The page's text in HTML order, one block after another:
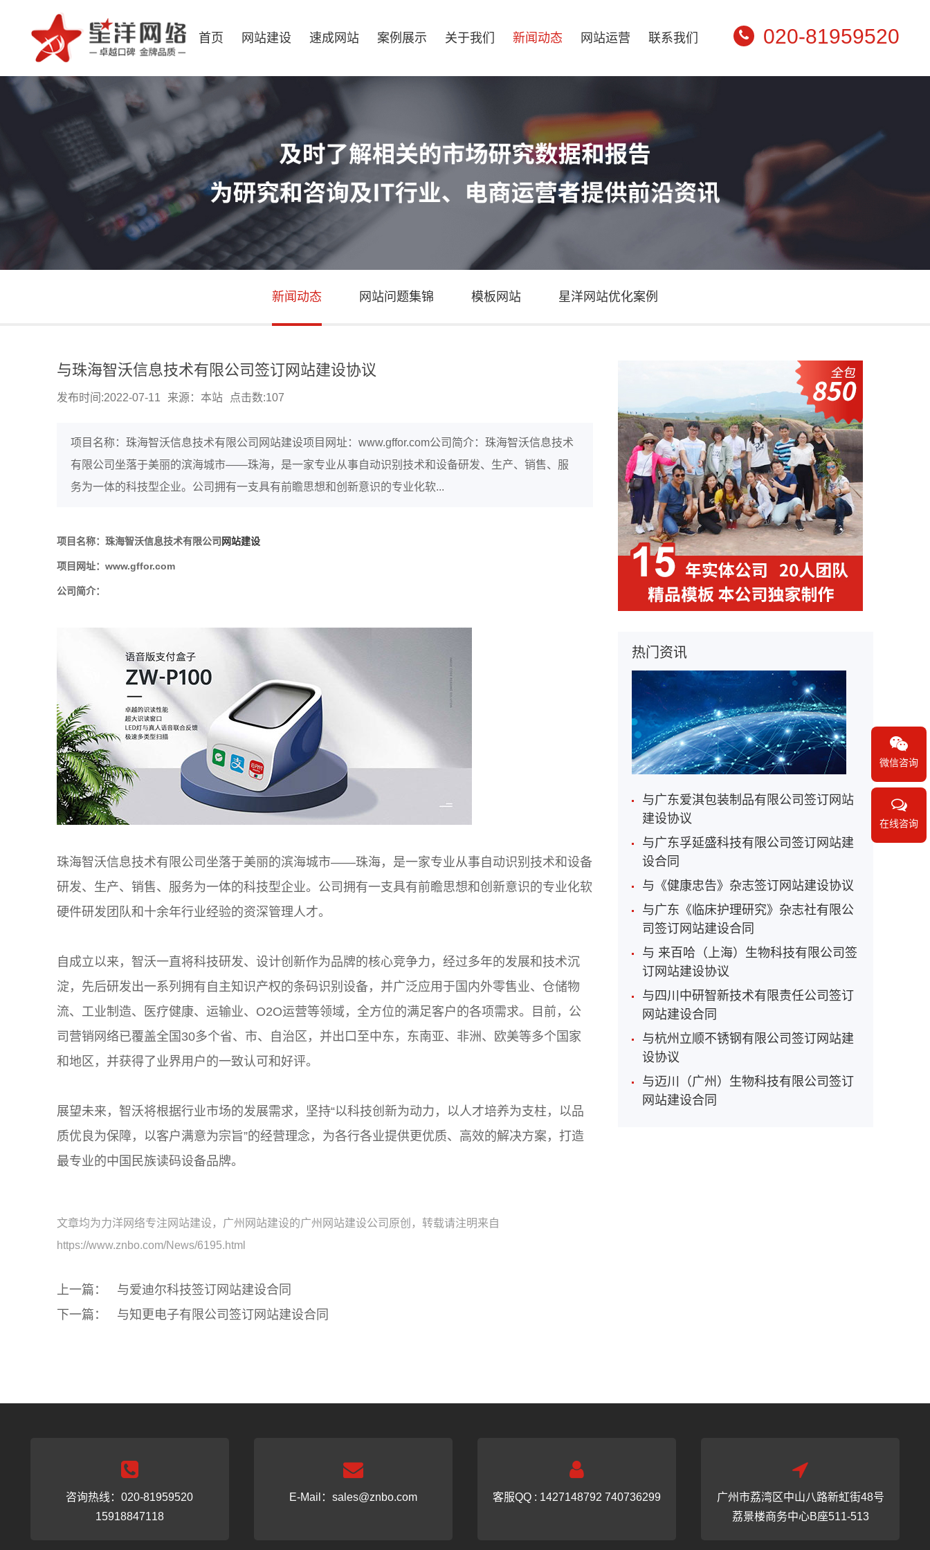
020-81959520
首页 网站建设 速成网站 案例展示 关于我们 新闻动态 网站运营 联系我们
新闻动态 网站问题集锦 模板网站 星洋网站优化案例
与珠海智沃信息技术有限公司签订网站建设协议
发布时间:2022-07-11 来源：本站 点击数:107
项目名称：珠海智沃信息技术有限公司网站建设项目网址：www.gffor.com公司简介：珠海智沃信息技术
有限公司坐落于美丽的滨海城市——珠海，是一家专业从事自动识别技术和设备研发、生产、销售、服
务为一体的科技型企业。公司拥有一支具有前瞻思想和创新意识的专业化软...
项目名称：珠海智沃信息技术有限公司 网站建设
项目网址：www.gffor.com
公司简介：
珠海智沃信息技术有限公司坐落于美丽的滨海城市——珠海，是一家专业从事自动识别技术和设备
研发、生产、销售、服务为一体的科技型企业。公司拥有一支具有前瞻思想和创新意识的专业化软
硬件研发团队和十余年行业经验的资深管理人才。
自成立以来，智沃一直将科技研发、设计创新作为品牌的核心竞争力，经过多年的发展和技术沉
淀，先后研发出一系列拥有自主知识产权的条码识别设备，并广泛应用于国内外零售业、仓储物
流、工业制造、医疗健康、运输业、O2O运营等领域，全方位的满足客户的各项需求。目前，公
司营销网络已覆盖全国30多个省、市、自治区，并出口至中东，东南亚、非洲、欧美等多个国家
和地区，并获得了业界用户的一致认可和好评。
展望未来，智沃将根据行业市场的发展需求，坚持“以科技创新为动力，以人才培养为支柱，以品
质优良为保障，以客户满意为宗旨”的经营理念，为各行各业提供更优质、高效的解决方案，打造
最专业的中国民族读码设备品牌。
文章均为力洋网络专注网站建设，广州网站建设的广州网站建设公司原创，转载请注明来自
https://www.znbo.com/News/6195.html
上一篇：
与爱迪尔科技签订网站建设合同
下一篇：
与知更电子有限公司签订网站建设合同
热门资讯
与广东爱淇包装制品有限公司签订网站
建设协议
与广东孚延盛科技有限公司签订网站建
设合同
与《健康忠告》杂志签订网站建设协议
与广东《临床护理研究》杂志社有限公
司签订网站建设合同
与 来百哈（上海）生物科技有限公司签
订网站建设协议
与四川中研智新技术有限责任公司签订
网站建设合同
与杭州立顺不锈钢有限公司签订网站建
设协议
与迈川（广州）生物科技有限公司签订
网站建设合同
咨询热线：020-81959520
15918847118
E-Mail： sales@znbo.com 客服QQ : 1427148792 740736299
广州市荔湾区中山八路新虹街48号
荔景楼商务中心B座511-513
微信咨询
在线咨询